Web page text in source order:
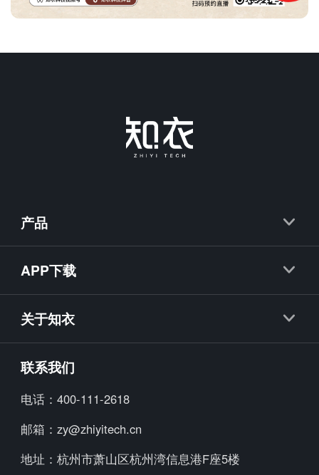
产品
知款
知小布
知小衣
海外探款
美念
炼丹炉
APP下载
海外探款APP
关于知衣
加入我们
行业资讯
公司动态
联系我们
电话： 400-111-2618
邮箱： zy@zhiyitech.cn
地址： 杭州市萧山区杭州湾信息港F座5楼